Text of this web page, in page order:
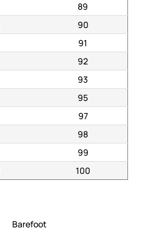
89
90
91
92
93
95
97
98
99
100
Barefoot